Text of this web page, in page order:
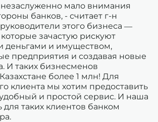
незаслуженно мало внимания
банков, - считает г-н
этого бизнеса —
зачастую рискуют
деньгами и имуществом,
предприятия и создавая новые
И таких бизнесменов
более 1 млн! Для
клиента мы хотим предоставить
и простой сервис. И наша
для таких клиентов банком